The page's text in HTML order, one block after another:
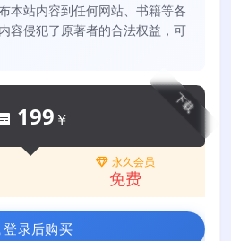
本站内容到任何网站、书籍等各
容侵犯了原著者的合法权益，可
下载
199 ￥
永久会员
免费
登录后购买